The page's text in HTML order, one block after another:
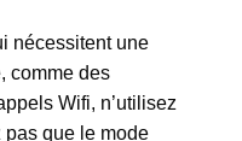
nécessitent une
comme des
Wifi, n’utilisez
que le mode